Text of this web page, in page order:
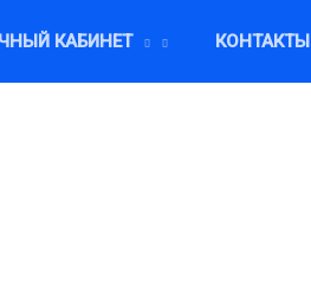
КАБИНЕТ КОНТАКТЫ